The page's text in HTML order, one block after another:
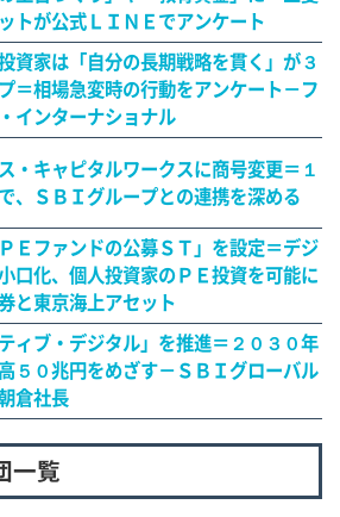
トが公式ＬＩＮＥでアンケート
資家は「自分の長期戦略を貫く」が３
＝相場急変時の行動をアンケート－フ
インターナショナル
・キャピタルワークスに商号変更＝１
、ＳＢＩグループとの連携を深める
Ｅファンドの公募ＳＴ」を設定＝デジ
口化、個人投資家のＰＥ投資を可能に
と東京海上アセット
ティブ・デジタル」を推進＝２０３０年
５０兆円をめざす－ＳＢＩグローバル
倉社長
一覧